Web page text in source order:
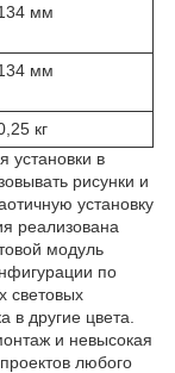
мм
мм
кг
установки в
рисунки и
установку
реализована
модуль
по
световых
в другие цвета.
и невысокая
любого